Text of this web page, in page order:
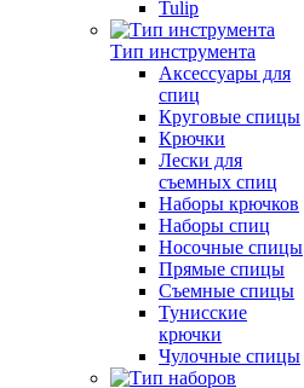
Tulip
Тип инструмента
Аксессуары для
спиц
Круговые спицы
Крючки
Лески для
съемных спиц
Наборы крючков
Наборы спиц
Носочные спицы
Прямые спицы
Съемные спицы
Тунисские
крючки
Чулочные спицы